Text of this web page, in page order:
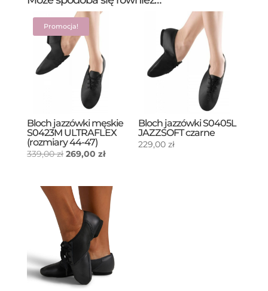
Promocja!
Bloch jazzówki męskie
S0423M ULTRAFLEX
(rozmiary 44-47)
339,00zł Pierwotna
339,00 zł.
269,00 złAktualna
269,00 zł.
Bloch jazzówki S0405L
JAZZSOFT czarne
229,00zł